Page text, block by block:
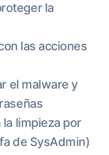
la
las acciones
el malware y
limpieza por
de SysAdmin)